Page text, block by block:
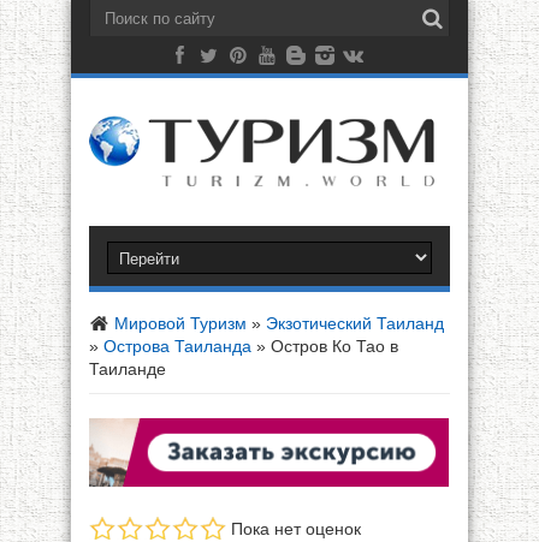
Мировой Туризм » Экзотический Таиланд
» Острова Таиланда » Остров Ко Тао в
Таиланде
Пока нет оценок